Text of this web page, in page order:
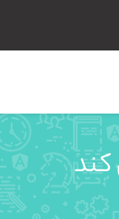
کند